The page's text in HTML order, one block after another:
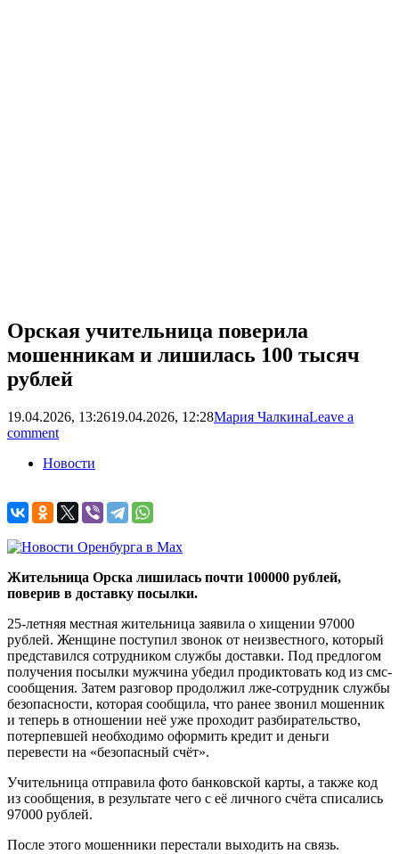
Орская учительница поверила
мошенникам и лишилась 100 тысяч
рублей
19.04.2026, 13:2619.04.2026, 12:28Мария ЧалкинаLeave a
comment
Новости
Жительница Орска лишилась почти 100000 рублей,
поверив в доставку посылки.
25-летняя местная жительница заявила о хищении 97000
рублей. Женщине поступил звонок от неизвестного, который
представился сотрудником службы доставки. Под предлогом
получения посылки мужчина убедил продиктовать код из смс-
сообщения. Затем разговор продолжил лже-сотрудник службы
безопасности, которая сообщила, что ранее звонил мошенник
и теперь в отношении неё уже проходит разбирательство,
потерпевшей необходимо оформить кредит и деньги
перевести на «безопасный счёт».
Учительница отправила фото банковской карты, а также код
из сообщения, в результате чего с её личного счёта списались
97000 рублей.
После этого мошенники перестали выходить на связь.